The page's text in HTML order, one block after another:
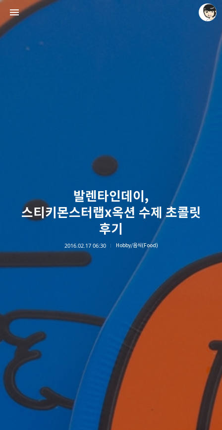
발렌타인데이,
스티키몬스터랩x옥션 수제 초콜릿
후기
2016.02.17 06:30 Hobby/음식(Food)